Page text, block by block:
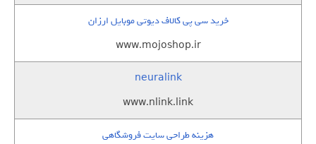
خرید سی پی کالاف دیوتی موبایل ارزان
www.mojoshop.ir
neuralink
www.nlink.link
هزینه طراحی سایت فروشگاهی